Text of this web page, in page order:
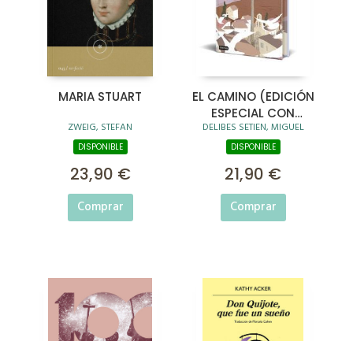
MARIA STUART
ZWEIG, STEFAN
DISPONIBLE
23,90 €
Comprar
EL CAMINO (EDICIÓN
ESPECIAL CON
CANTOS TINTADOS)
DELIBES SETIEN, MIGUEL
DISPONIBLE
21,90 €
Comprar